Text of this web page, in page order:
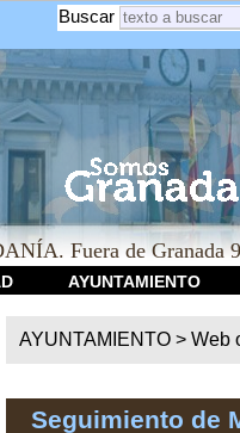
Buscar
Fuera de Granada
AYUNTAMIENTO
AYUNTAMIENTO > Web
Seguimiento de